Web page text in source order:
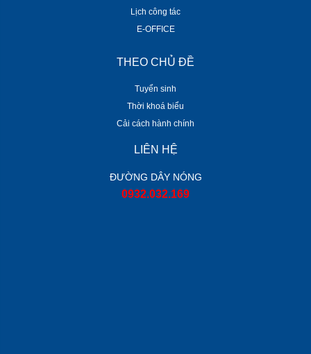
Lịch công tác
E-OFFICE
THEO CHỦ ĐỀ
Tuyển sinh
Thời khoá biểu
Cải cách hành chính
LIÊN HỆ
ĐƯỜNG DÂY NÓNG
0932.032.169